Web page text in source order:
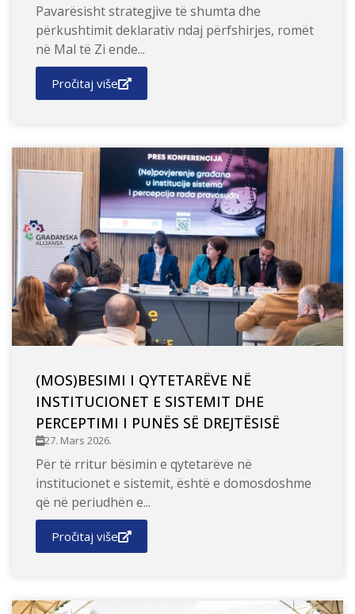
Pavarësisht strategjive të shumta dhe
përkushtimit deklarativ ndaj përfshirjes, romët
në Mal të Zi ende...
Pročitaj više
(MOS)BESIMI I QYTETARËVE NË
INSTITUCIONET E SISTEMIT DHE
PERCEPTIMI I PUNËS SË DREJTËSISË
27. Mars 2026.
Për të rritur bësimin e qytetarëve në
institucionet e sistemit, është e domosdoshme
që në periudhën e...
Pročitaj više